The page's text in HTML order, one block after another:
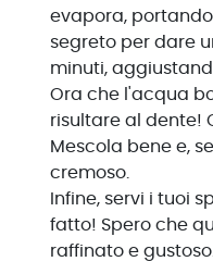
evapora,
segreto per dare
minuti,
Ora che l'acqua
risultare al dente!
Mescola bene e,
cremoso.
Infine, servi i tuoi
fatto! Spero che
raffinato e